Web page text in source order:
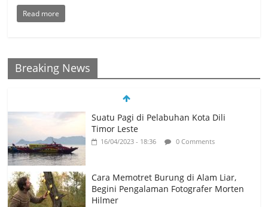
Read more
Breaking News
Suatu Pagi di Pelabuhan Kota Dili
Timor Leste
16/04/2023 - 18:36 0 Comments
Cara Memotret Burung di Alam Liar,
Begini Pengalaman Fotografer Morten
Hilmer